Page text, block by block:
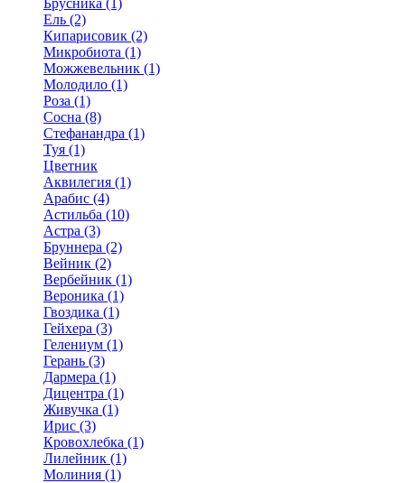
Брусника (1)
Ель (2)
Кипарисовик (2)
Микробиота (1)
Можжевельник (1)
Молодило (1)
Роза (1)
Сосна (8)
Стефанандра (1)
Туя (1)
Цветник
Аквилегия (1)
Арабис (4)
Астильба (10)
Астра (3)
Бруннера (2)
Вейник (2)
Вербейник (1)
Вероника (1)
Гвоздика (1)
Гейхера (3)
Гелениум (1)
Герань (3)
Дармера (1)
Дицентра (1)
Живучка (1)
Ирис (3)
Кровохлебка (1)
Лилейник (1)
Молиния (1)